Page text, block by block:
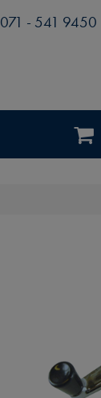
071 - 541 9450